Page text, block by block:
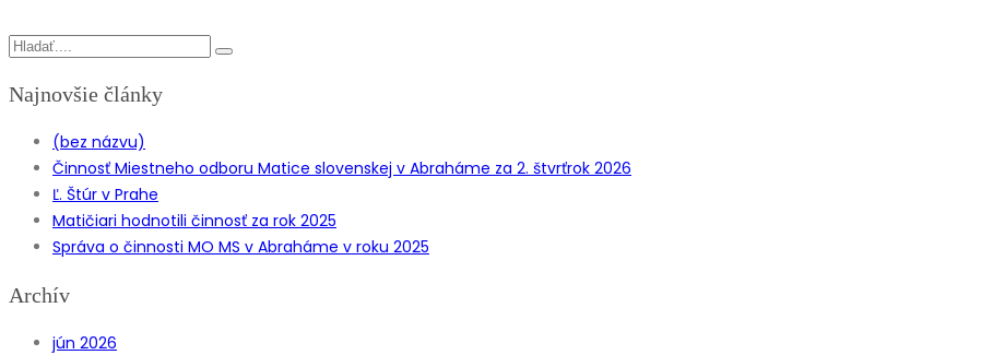
Najnovšie články
(bez názvu)
Činnosť Miestneho odboru Matice slovenskej v Abraháme za 2. štvrťrok 2026
Ľ. Štúr v Prahe
Matičiari hodnotili činnosť za rok 2025
Správa o činnosti MO MS v Abraháme v roku 2025
Archív
jún 2026